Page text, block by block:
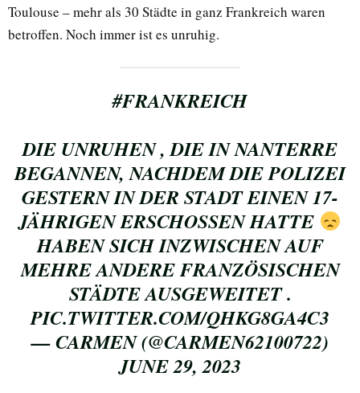
Toulouse – mehr als 30 Städte in ganz Frankreich waren
betroffen. Noch immer ist es unruhig.
#FRANKREICH
DIE UNRUHEN , DIE IN NANTERRE
BEGANNEN, NACHDEM DIE POLIZEI
GESTERN IN DER STADT EINEN 17-
JÄHRIGEN ERSCHOSSEN HATTE
HABEN SICH INZWISCHEN AUF
MEHRE ANDERE FRANZÖSISCHEN
STÄDTE AUSGEWEITET .
PIC.TWITTER.COM/QHKG8GA4C3
— CARMEN (@CARMEN62100722)
JUNE 29, 2023